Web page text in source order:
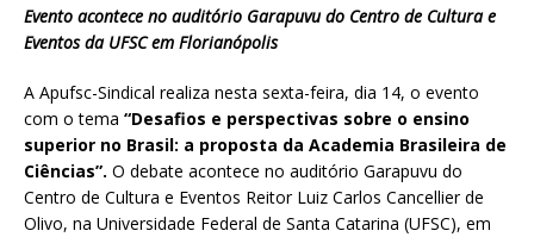
Evento acontece no auditório Garapuvu do Centro de Cultura e
Eventos da UFSC em Florianópolis
A Apufsc-Sindical realiza nesta sexta-feira, dia 14, o evento
com o tema “Desafios e perspectivas sobre o ensino
superior no Brasil: a proposta da Academia Brasileira de
Ciências”. O debate acontece no auditório Garapuvu do
Centro de Cultura e Eventos Reitor Luiz Carlos Cancellier de
Olivo, na Universidade Federal de Santa Catarina (UFSC), em